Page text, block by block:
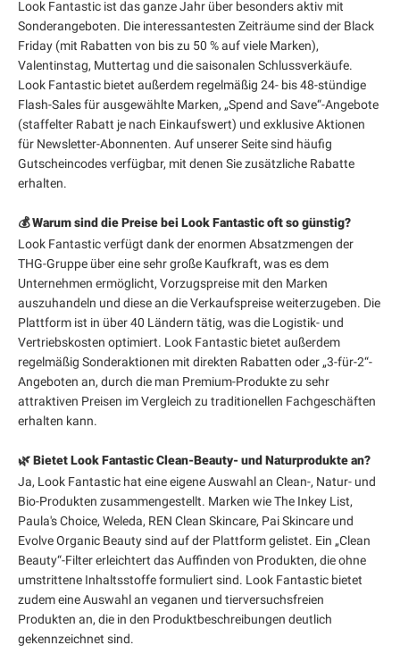
Look Fantastic ist das ganze Jahr über besonders aktiv mit
Sonderangeboten. Die interessantesten Zeiträume sind der Black
Friday (mit Rabatten von bis zu 50 % auf viele Marken),
Valentinstag, Muttertag und die saisonalen Schlussverkäufe.
Look Fantastic bietet außerdem regelmäßig 24- bis 48-stündige
Flash-Sales für ausgewählte Marken, „Spend and Save“-Angebote
(staffelter Rabatt je nach Einkaufswert) und exklusive Aktionen
für Newsletter-Abonnenten. Auf unserer Seite sind häufig
Gutscheincodes verfügbar, mit denen Sie zusätzliche Rabatte
erhalten.
💰 Warum sind die Preise bei Look Fantastic oft so günstig?
Look Fantastic verfügt dank der enormen Absatzmengen der
THG-Gruppe über eine sehr große Kaufkraft, was es dem
Unternehmen ermöglicht, Vorzugspreise mit den Marken
auszuhandeln und diese an die Verkaufspreise weiterzugeben. Die
Plattform ist in über 40 Ländern tätig, was die Logistik- und
Vertriebskosten optimiert. Look Fantastic bietet außerdem
regelmäßig Sonderaktionen mit direkten Rabatten oder „3-für-2“-
Angeboten an, durch die man Premium-Produkte zu sehr
attraktiven Preisen im Vergleich zu traditionellen Fachgeschäften
erhalten kann.
🌿 Bietet Look Fantastic Clean-Beauty- und Naturprodukte an?
Ja, Look Fantastic hat eine eigene Auswahl an Clean-, Natur- und
Bio-Produkten zusammengestellt. Marken wie The Inkey List,
Paula's Choice, Weleda, REN Clean Skincare, Pai Skincare und
Evolve Organic Beauty sind auf der Plattform gelistet. Ein „Clean
Beauty“-Filter erleichtert das Auffinden von Produkten, die ohne
umstrittene Inhaltsstoffe formuliert sind. Look Fantastic bietet
zudem eine Auswahl an veganen und tierversuchsfreien
Produkten an, die in den Produktbeschreibungen deutlich
gekennzeichnet sind.